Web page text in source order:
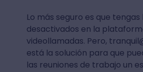
Lo más seguro es que
desactivados en la
videollamadas. Pero,
está la solución para que
las reuniones de trabajo un